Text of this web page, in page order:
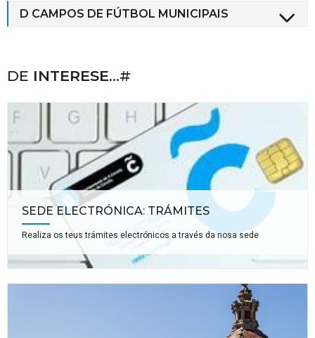
D CAMPOS DE FÚTBOL MUNICIPAIS
DE INTERESE...#
SEDE ELECTRÓNICA: TRÁMITES
Realiza os teus trámites electrónicos a través da nosa sede